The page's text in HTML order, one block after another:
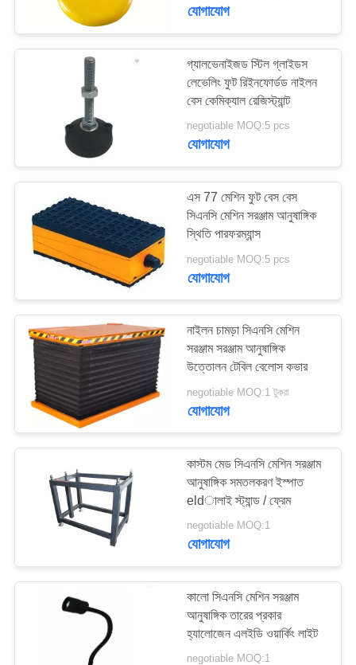
উদ্ধৃতির
জন্য
আবেদন
সাইট
ম্যাপ
PRIVACY
POLICY
যোগাযোগ
গ্যালভেনাইজড স্টিল গ্লাইডস
লেভেলিং ফুট রিইনফোর্ডড নাইলন
বেস কেমিক্যাল রেজিস্ট্যান্ট
negotiable MOQ:5 pcs
যোগাযোগ
এস 77 মেশিন ফুট বেস বেস
সিএনসি মেশিন সরঞ্জাম আনুষাঙ্গিক
স্থিতি পারফরম্যান্স
negotiable MOQ:5 pcs
যোগাযোগ
নাইলন চামড়া সিএনসি মেশিন
সরঞ্জাম সরঞ্জাম আনুষাঙ্গিক
উত্তোলন টেবিল বেলোস কভার
negotiable MOQ:1 টুকরা
যোগাযোগ
কাস্টম মেড সিএনসি মেশিন সরঞ্জাম
আনুষাঙ্গিক সমতলকরণ ইস্পাত
eldালাই স্ট্যান্ড / ফ্রেম
negotiable MOQ:1
যোগাযোগ
কালো সিএনসি মেশিন সরঞ্জাম
আনুষাঙ্গিক তারের প্রকার
হ্যালোজেন এলইডি ওয়ার্কিং লাইট
negotiable MOQ:1